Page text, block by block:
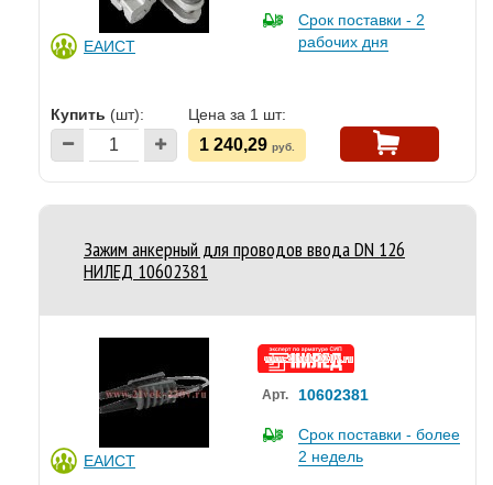
ЕАИСТ
Срок поставки - 2
рабочих дня
Купить (шт): Цена за 1 шт:
1 240,29 руб.
Зажим анкерный для проводов ввода DN 126
НИЛЕД 10602381
ЕАИСТ
Арт. 10602381
Срок поставки - более
2 недель